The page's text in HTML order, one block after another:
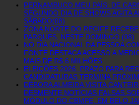
PERNAMBUCO MEU PAÍS: DE
SEGUNDO DIA DE SHOWS AGITA
SÁBADO(08)
ZONA NORTE DO RECIFE
PARQUES, NESTE DOMINGO (08)
NO DIA NACIONAL DA PESSOA
FONTE DESTACA ACESSO A
MAIS DE R$ 6 MILHÕES
ELEIÇÕES 2026: PRAZO PARA
CANDIDATURAS TERMINA
DÉBORA ALMEIDA VISITA
DESMENTE NOTÍCIAS FALSAS
MÓDULO DO CBMPE, EM BELO